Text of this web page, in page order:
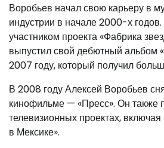
Воробьев начал свою карьеру в
индустрии в начале 2000-х
участником проекта «Фабрика
выпустил свой дебютный альбом
2007 году, который получил
В 2008 году Алексей Воробьев
кинофильме — «Пресс». Он также
телевизионных проектах,
в Мексике».